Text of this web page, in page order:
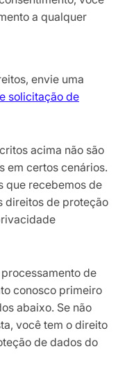
a qualquer
envie uma
solicitação de
acima não são
em certos cenários.
que recebemos de
direitos de proteção
de
conosco primeiro
abaixo. Se não
você tem o direito
de dados do